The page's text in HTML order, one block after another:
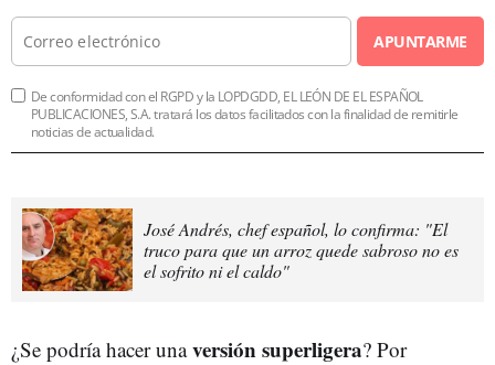
APUNTARME
De conformidad con el RGPD y la LOPDGDD, EL LEÓN DE EL ESPAÑOL
PUBLICACIONES, S.A. tratará los datos facilitados con la finalidad de remitirle
noticias de actualidad.
José Andrés, chef español, lo confirma: "El
truco para que un arroz quede sabroso no es
el sofrito ni el caldo"
¿Se podría hacer unaversión superligera? Por